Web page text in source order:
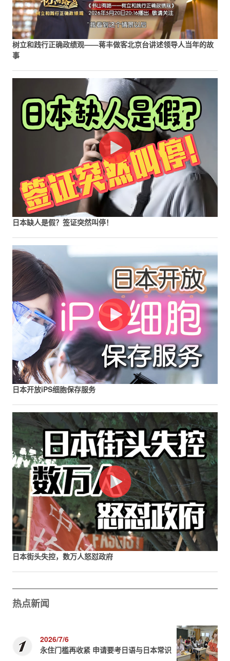
树立和践行正确政绩观——蒋丰做客北京台讲述领导人当年的故
事
日本缺人是假？签证突然叫停！
日本开放iPS细胞保存服务
日本街头失控，数万人怒怼政府
热点新闻
2026/7/6
永住门槛再收紧 申请要考日语与日本常识